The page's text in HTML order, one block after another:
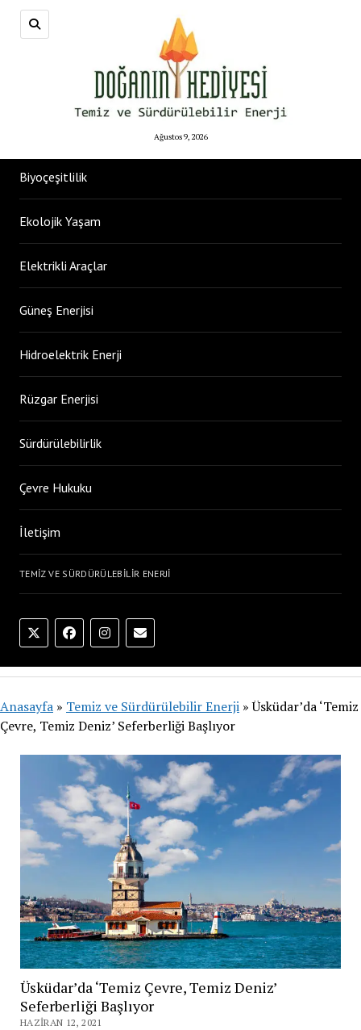
Ağustos 9, 2026
Biyoçeşitlilik
Ekolojik Yaşam
Elektrikli Araçlar
Güneş Enerjisi
Hidroelektrik Enerji
Rüzgar Enerjisi
Sürdürülebilirlik
Çevre Hukuku
İletişim
TEMIZ VE SÜRDÜRÜLEBILIR ENERJI
Anasayfa » Temiz ve Sürdürülebilir Enerji »Üsküdar’da ‘Temiz
Çevre, Temiz Deniz’ Seferberliği Başlıyor
Üsküdar’da ‘Temiz Çevre, Temiz Deniz’
Seferberliği Başlıyor
HAZIRAN 12, 2021